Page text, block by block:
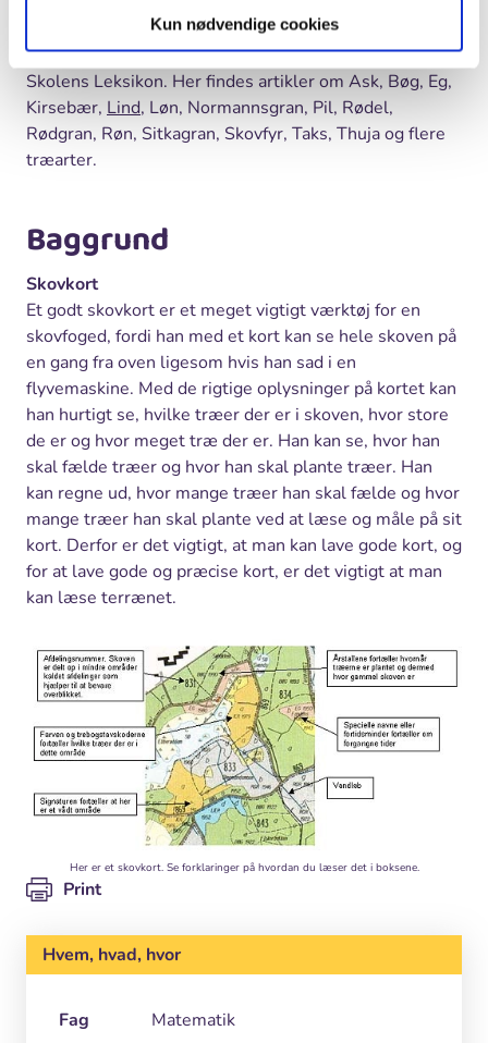
Kun nødvendige cookies
skovfogeden senere plantede?
Læs mere om træerne og deres dyrkning i Skoven i
Skolens Leksikon. Her findes artikler om Ask, Bøg, Eg,
Kirsebær, Lind, Løn, Normannsgran, Pil, Rødel,
Rødgran, Røn, Sitkagran, Skovfyr, Taks, Thuja og flere
træarter.
Baggrund
Skovkort
Et godt skovkort er et meget vigtigt værktøj for en
skovfoged, fordi han med et kort kan se hele skoven på
en gang fra oven ligesom hvis han sad i en
flyvemaskine. Med de rigtige oplysninger på kortet kan
han hurtigt se, hvilke træer der er i skoven, hvor store
de er og hvor meget træ der er. Han kan se, hvor han
skal fælde træer og hvor han skal plante træer. Han
kan regne ud, hvor mange træer han skal fælde og hvor
mange træer han skal plante ved at læse og måle på sit
kort. Derfor er det vigtigt, at man kan lave gode kort, og
for at lave gode og præcise kort, er det vigtigt at man
kan læse terrænet.
Her er et skovkort. Se forklaringer på hvordan du læser det i boksene.
Print
Hvem, hvad, hvor
Fag
Matematik